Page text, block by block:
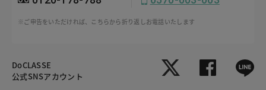
※ご申告をいただければ、こちらから折り返しお電話いたします
DoCLASSE
公式SNSアカウント